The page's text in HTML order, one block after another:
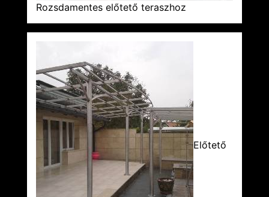
Rozsdamentes előtető teraszhoz
Előtető